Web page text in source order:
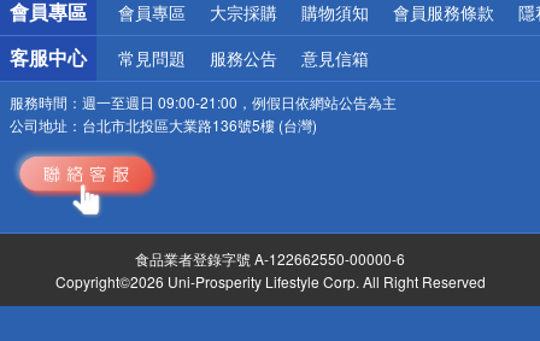
會員專區 會員專區 大宗採購 購物須知 會員服務條款 隱
客服中心 常見問題 服務公告 意見信箱
服務時間： 週一至週日 09:00-21:00，例假日依網站公告為主
公司地址： 台北市北投區大業路136號5樓 (台灣)
食品業者登錄字號 A-122662550-00000-6
Copyright©2026 Uni-Prosperity Lifestyle Corp. All Right Reserved